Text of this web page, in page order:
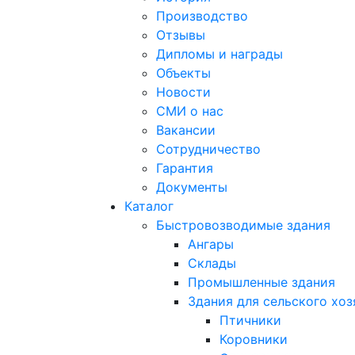
Производство
Отзывы
Дипломы и награды
Объекты
Новости
СМИ о нас
Вакансии
Сотрудничество
Гарантия
Документы
Каталог
Быстровозводимые здания
Ангары
Склады
Промышленные здания
Здания для сельского
Птичники
Коровники